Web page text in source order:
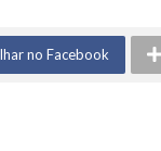
no Facebook